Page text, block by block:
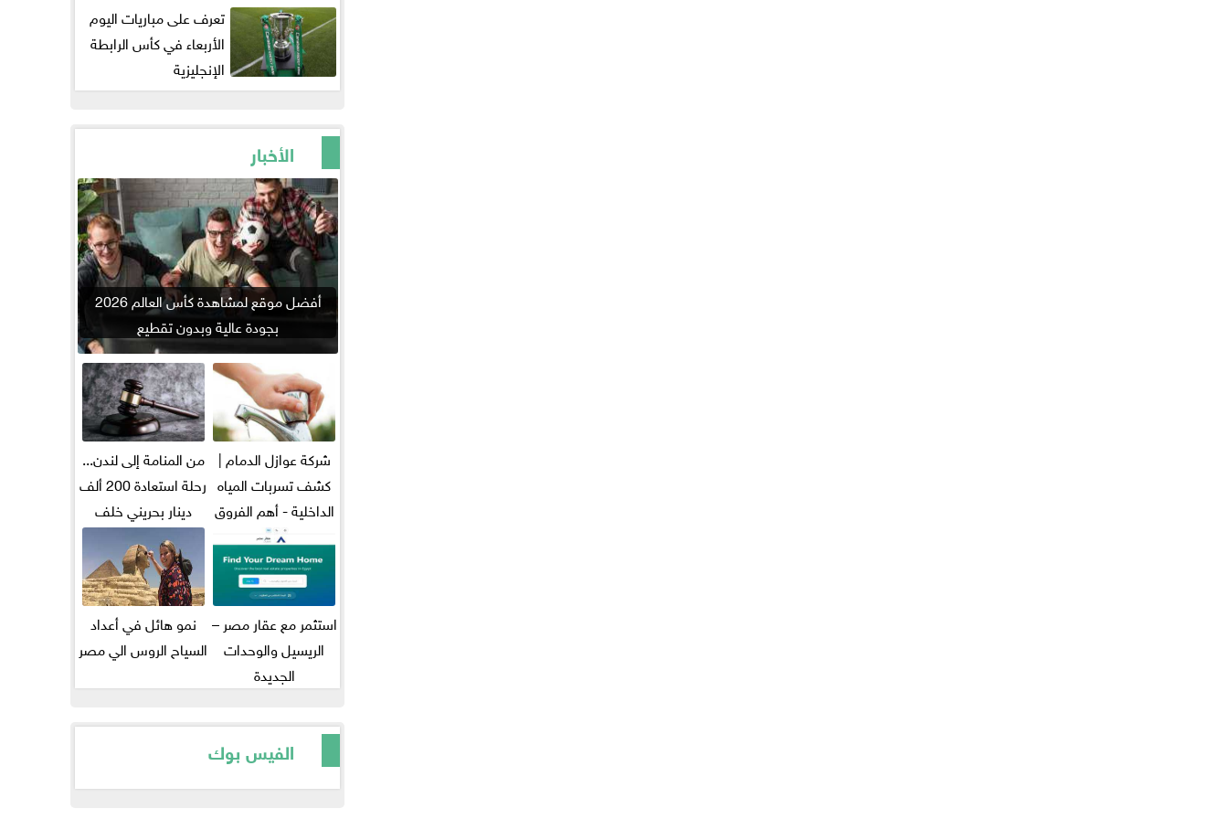
تعرف على مباريات اليوم
الأربعاء في كأس الرابطة
الإنجليزية
الأخبار
أفضل موقع لمشاهدة كأس العالم 2026
بجودة عالية وبدون تقطيع
شركة عوازل الدمام |
كشف تسربات المياه
الداخلية - أهم الفروق
بين...
من المنامة إلى لندن...
رحلة استعادة 200 ألف
دينار بحريني خلف
قضبان...
استثمر مع عقار مصر –
الريسيل والوحدات
الجديدة
نمو هائل في أعداد
السياح الروس الي مصر
الفيس بوك